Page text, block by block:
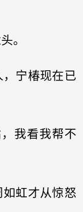
。
宁椿现在已
我看我帮不
虹才从惊怒